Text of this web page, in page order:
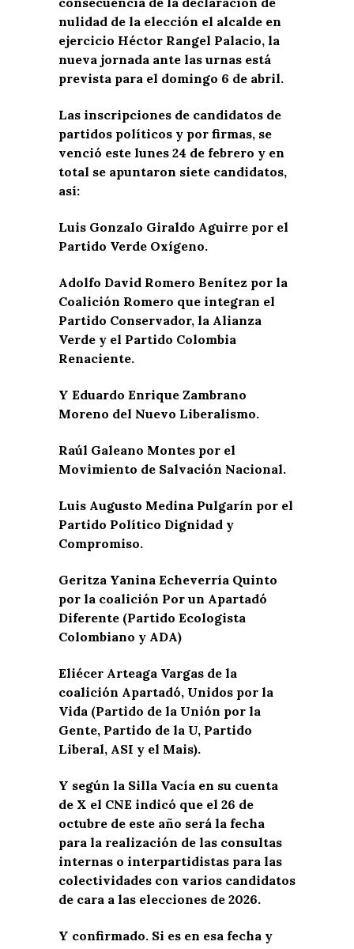
nulidad de la elección el alcalde en
ejercicio Héctor Rangel Palacio, la
nueva jornada ante las urnas está
prevista para el domingo 6 de abril.
Las inscripciones de candidatos de
partidos políticos y por firmas, se
venció este lunes 24 de febrero y en
total se apuntaron siete candidatos,
así:
Luis Gonzalo Giraldo Aguirre por el
Partido Verde Oxígeno.
Adolfo David Romero Benítez por la
Coalición Romero que integran el
Partido Conservador, la Alianza
Verde y el Partido Colombia
Renaciente.
Y Eduardo Enrique Zambrano
Moreno del Nuevo Liberalismo.
Raúl Galeano Montes por el
Movimiento de Salvación Nacional.
Luis Augusto Medina Pulgarín por el
Partido Político Dignidad y
Compromiso.
Geritza Yanina Echeverría Quinto
por la coalición Por un Apartadó
Diferente (Partido Ecologista
Colombiano y ADA)
Eliécer Arteaga Vargas de la
coalición Apartadó, Unidos por la
Vida (Partido de la Unión por la
Gente, Partido de la U, Partido
Liberal, ASI y el Mais).
Y según la Silla Vacía en su cuenta
de X el CNE indicó que el 26 de
octubre de este año será la fecha
para la realización de las consultas
internas o interpartidistas para las
colectividades con varios candidatos
de cara a las elecciones de 2026.
Y confirmado. Si es en esa fecha y